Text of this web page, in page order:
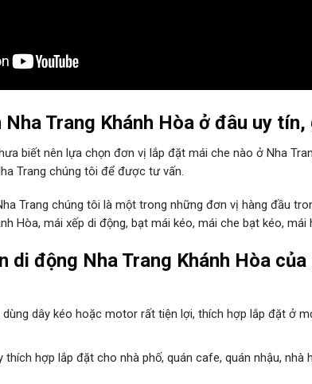
Trang Khánh Hòa ở đâu uy tín,
biết nên lựa chọn đơn vị lắp đặt mái che nào ở Nha
Trang chúng tôi để được tư vấn.
Trang chúng tôi là một trong những đơn vị hàng đầu
Hòa, mái xếp di động, bạt mái kéo, mái che bạt kéo,
di động Nha Trang Khánh Hòa
dây kéo hoặc motor rất tiện lợi, thích hợp lắp đặt ở
thích hợp lắp đặt cho nhà phố, quán cafe, quán nhậu, nhà